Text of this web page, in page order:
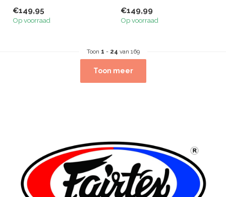
gelicentieerd...
€149,95
Op voorraad
met tig...
€149,99
Op voorraad
Toon 1 - 24 van 169
Toon meer